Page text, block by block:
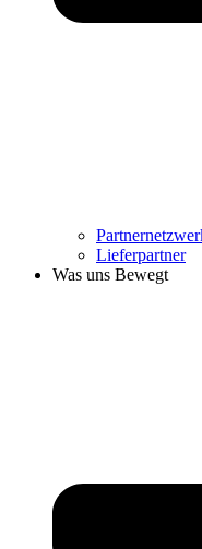
Lieferpartner
Was uns Bewegt